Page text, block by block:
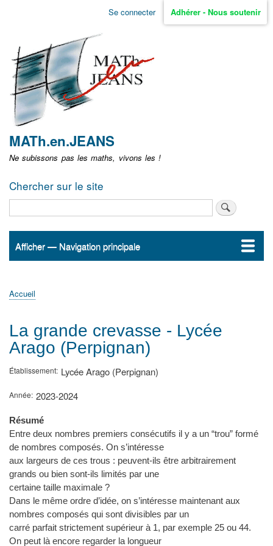
Aller
non
identifié
Se connecter Adhérer - Nous soutenir
MATh.en.JEANS
Ne subissons pas les maths, vivons les !
Chercher sur le site
Navigation
Afficher — Navigation principale
Accueil
ActualitésMATh.en.JEANS ?
Régions et Ateliers
Créer, gérer un atelier
Sujets/Publications
Congrès
d'Ariane
Accueil
La grande crevasse - Lycée
Arago (Perpignan)
Établissement Lycée Arago (Perpignan)
Année 2023-2024
Résumé
Entre deux nombres premiers consécutifs il y a un “trou” formé
de nombres composés. On s’intéresse
aux largeurs de ces trous : peuvent-ils être arbitrairement
grands ou bien sont-ils limités par une
certaine taille maximale ?
Dans le même ordre d’idée, on s’intéresse maintenant aux
nombres composés qui sont divisibles par un
carré parfait strictement supérieur à 1, par exemple 25 ou 44.
On peut là encore regarder la longueur